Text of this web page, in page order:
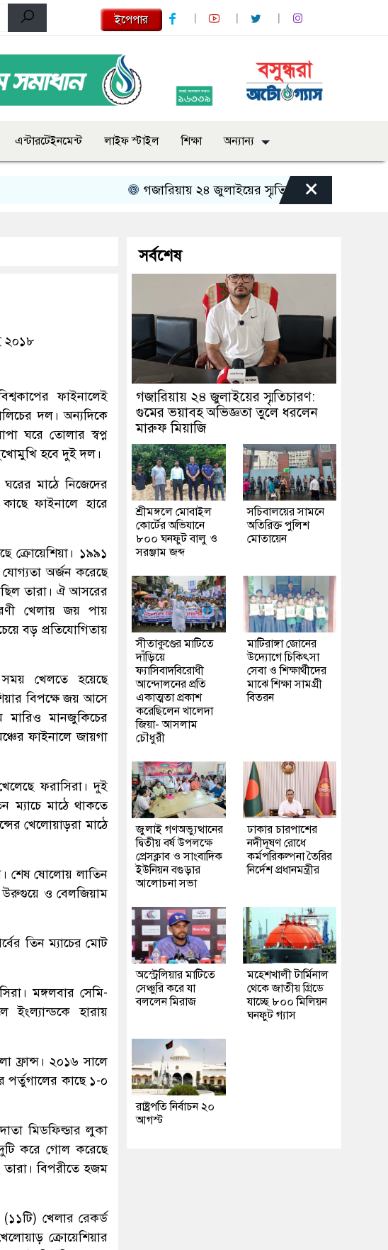
ইপেপার
এন্টারটেইনমেন্ট লাইফ স্টাইল শিক্ষা অন্যান্য
গজারিয়ায় ২৪ জুলাইয়ের স্মৃতিচারণ: গুমের ভয়াবহ
×
২০১৮
ফাইনালেই
দল। অন্যদিকে
ঘরে তোলার স্বপ্ন
হবে দুই দল।
মাঠে নিজেদের
ফাইনালে হারে
ক্রোয়েশিয়া। ১৯৯১
যোগ্যতা অর্জন করেছে
তারা। ঐ আসরের
খেলায় জয় পায়
বড় প্রতিযোগিতায়
খেলতে হয়েছে
বিপক্ষে জয় আসে
মারিও মানজুকিচের
ফাইনালে জায়গা
ফরাসিরা। দুই
ম্যাচে মাঠে থাকতে
খেলোয়াড়রা মাঠে
শেষ ষোলোয় লাতিন
উরুগুয়ে ও বেলজিয়াম
তিন ম্যাচের মোট
মঙ্গলবার সেমি-
হারায়
ফ্রান্স। ২০১৬ সালে
পর্তুগালের কাছে ১-০
মিডফিল্ডার লুকা
দুটি করে গোল করেছে
তারা। বিপরীতে হজম
(১১টি) খেলার রেকর্ড
ক্রোয়েশিয়ার
সর্বশেষ
গজারিয়ায় ২৪ জুলাইয়ের স্মৃতিচারণ:
গুমের ভয়াবহ অভিজ্ঞতা তুলে ধরলেন
মারুফ মিয়াজি
শ্রীমঙ্গলে মোবাইল
কোর্টের অভিযানে
৮০০ ঘনফুট বালু ও
সরঞ্জাম জব্দ
সচিবালয়ের সামনে
অতিরিক্ত পুলিশ
মোতায়েন
সীতাকুণ্ডের মাটিতে
দাঁড়িয়ে
ফ্যাসিবাদবিরোধী
আন্দোলনের প্রতি
একাত্মতা প্রকাশ
করেছিলেন খালেদা
জিয়া- আসলাম
চৌধুরী
মাটিরাঙ্গা জোনের
উদ্যোগে চিকিৎসা
সেবা ও শিক্ষার্থীদের
মাঝে শিক্ষা সামগ্রী
বিতরন
জুলাই গণঅভ্যুত্থানের
দ্বিতীয় বর্ষ উপলক্ষে
প্রেসক্লাব ও সাংবাদিক
ইউনিয়ন বগুড়ার
আলোচনা সভা
ঢাকার চারপাশের
নদীদূষণ রোধে
কর্মপরিকল্পনা তৈরির
নির্দেশ প্রধানমন্ত্রীর
অস্ট্রেলিয়ার মাটিতে
সেঞ্চুরি করে যা
বললেন মিরাজ
মহেশখালী টার্মিনাল
থেকে জাতীয় গ্রিডে
যাচ্ছে ৮০০ মিলিয়ন
ঘনফুট গ্যাস
রাষ্ট্রপতি নির্বাচন ২০
আগস্ট